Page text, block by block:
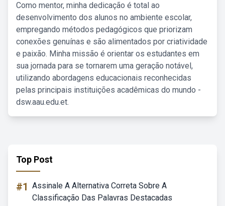
Como mentor, minha dedicação é total ao
desenvolvimento dos alunos no ambiente escolar,
empregando métodos pedagógicos que priorizam
conexões genuínas e são alimentados por criatividade
e paixão. Minha missão é orientar os estudantes em
sua jornada para se tornarem uma geração notável,
utilizando abordagens educacionais reconhecidas
pelas principais instituições acadêmicas do mundo -
dsw.aau.edu.et.
Top Post
#1 Assinale A Alternativa Correta Sobre A
Classificação Das Palavras Destacadas